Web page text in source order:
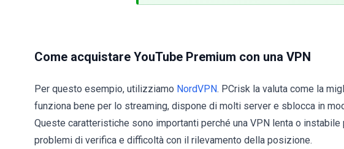
Come acquistare YouTube Premium con una VPN
Per questo esempio, utilizziamo NordVPN. PCrisk la valuta come la
funziona bene per lo streaming, dispone di molti server e sblocca in
Queste caratteristiche sono importanti perché una VPN lenta o
problemi di verifica e difficoltà con il rilevamento della posizione.